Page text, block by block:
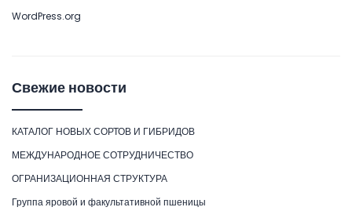
WordPress.org
Свежие новости
КАТАЛОГ НОВЫХ СОРТОВ И ГИБРИДОВ
МЕЖДУНАРОДНОЕ СОТРУДНИЧЕСТВО
ОГРАНИЗАЦИОННАЯ СТРУКТУРА
Группа яровой и факультативной пшеницы